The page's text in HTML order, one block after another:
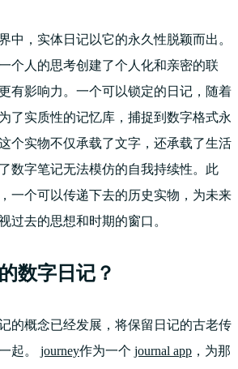
中，实体日记以它的永久性脱颖而出。
个人的思考创建了个人化和亲密的联
有影响力。一个可以锁定的日记，随着
了实质性的记忆库，捕捉到数字格式永
个实物不仅承载了文字，还承载了生活
数字笔记无法模仿的自我持续性。此
一个可以传递下去的历史实物，为未来
过去的思想和时期的窗口。
数字日记？
的概念已经发展，将保留日记的古老传
起。 journey作为一个 journal app ，为那